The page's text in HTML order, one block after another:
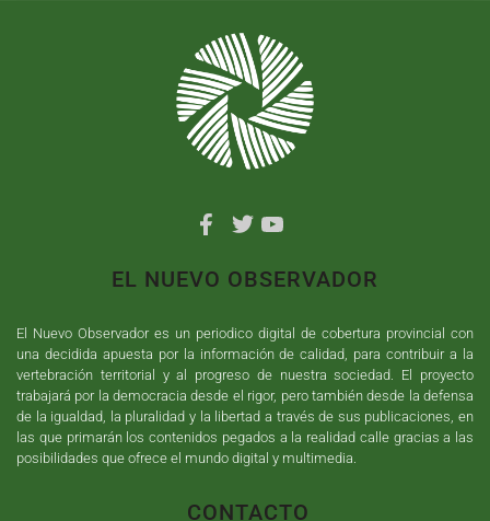
EL NUEVO OBSERVADOR
El Nuevo Observador es un periodico digital de cobertura provincial con
una decidida apuesta por la información de calidad, para contribuir a la
vertebración territorial y al progreso de nuestra sociedad. El proyecto
trabajará por la democracia desde el rigor, pero también desde la defensa
de la igualdad, la pluralidad y la libertad a través de sus publicaciones, en
las que primarán los contenidos pegados a la realidad calle gracias a las
posibilidades que ofrece el mundo digital y multimedia.
CONTACTO